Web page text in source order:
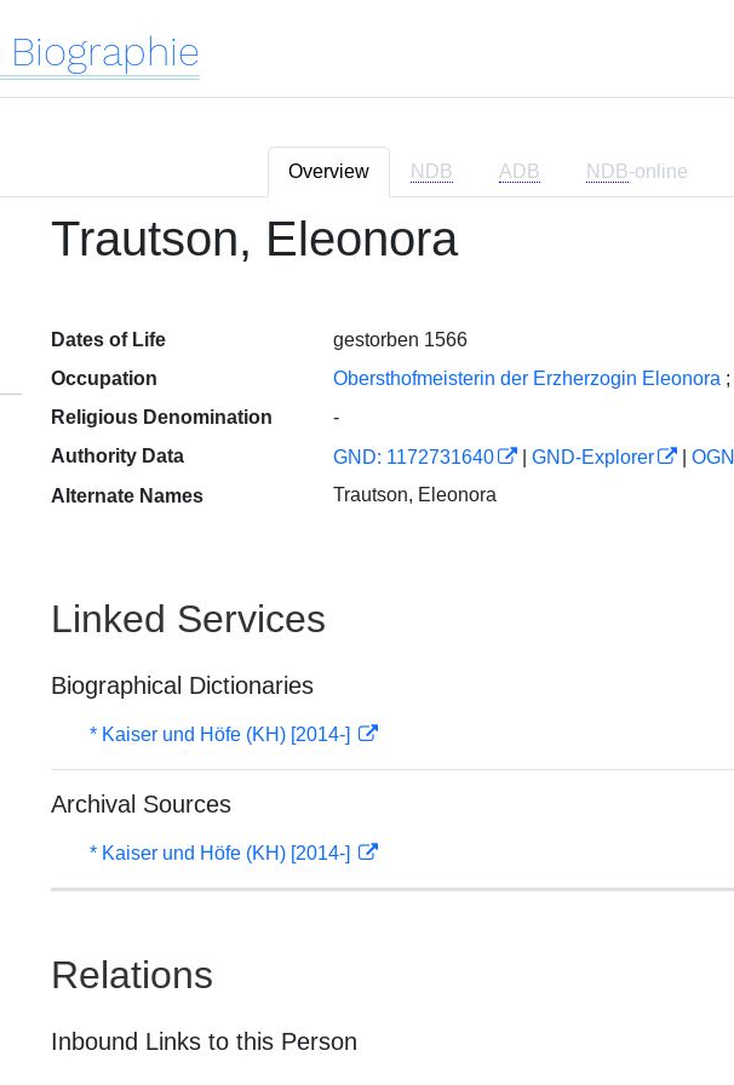
Biographie
Overview NDB ADB NDB-online
Trautson, Eleonora
Dates of Life
gestorben 1566
Occupation
Obersthofmeisterin der Erzherzogin Eleonora ;
Religious Denomination
-
Authority Data
GND: 1172731640 GND-Explorer
Alternate Names
Trautson, Eleonora
Linked Services
Biographical Dictionaries
* Kaiser und Höfe (KH) [2014-]
Archival Sources
* Kaiser und Höfe (KH) [2014-]
Relations
Inbound Links to this Person